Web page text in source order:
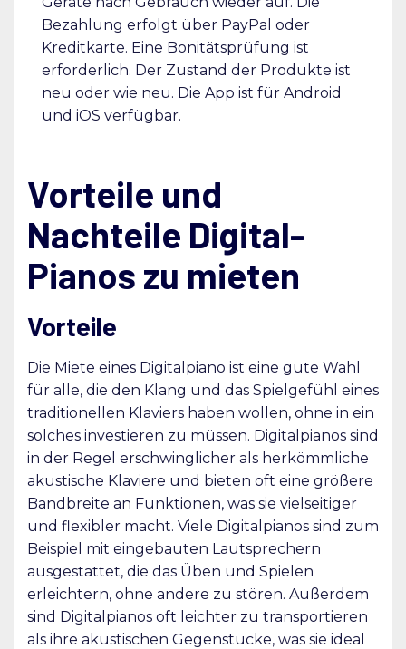
Bezahlung erfolgt über PayPal oder
Kreditkarte. Eine Bonitätsprüfung ist
erforderlich. Der Zustand der Produkte ist
neu oder wie neu. Die App ist für Android
und iOS verfügbar.
Vorteile und
Nachteile Digital-
Pianos zu mieten
Vorteile
Die Miete eines Digitalpiano ist eine gute Wahl
für alle, die den Klang und das Spielgefühl eines
traditionellen Klaviers haben wollen, ohne in ein
solches investieren zu müssen. Digitalpianos sind
in der Regel erschwinglicher als herkömmliche
akustische Klaviere und bieten oft eine größere
Bandbreite an Funktionen, was sie vielseitiger
und flexibler macht. Viele Digitalpianos sind zum
Beispiel mit eingebauten Lautsprechern
ausgestattet, die das Üben und Spielen
erleichtern, ohne andere zu stören. Außerdem
sind Digitalpianos oft leichter zu transportieren
als ihre akustischen Gegenstücke, was sie ideal